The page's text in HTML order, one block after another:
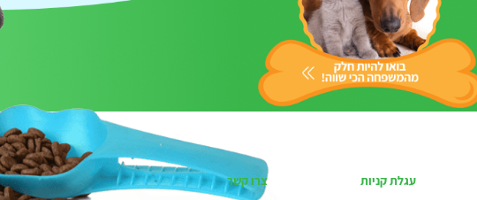
עגלת קניות צרו קשר